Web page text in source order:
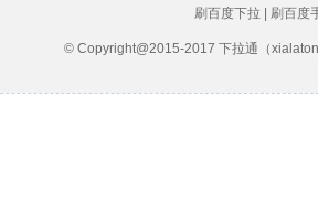
刷百度下拉 | 刷百度
© Copyright@2015-2017 下拉通（